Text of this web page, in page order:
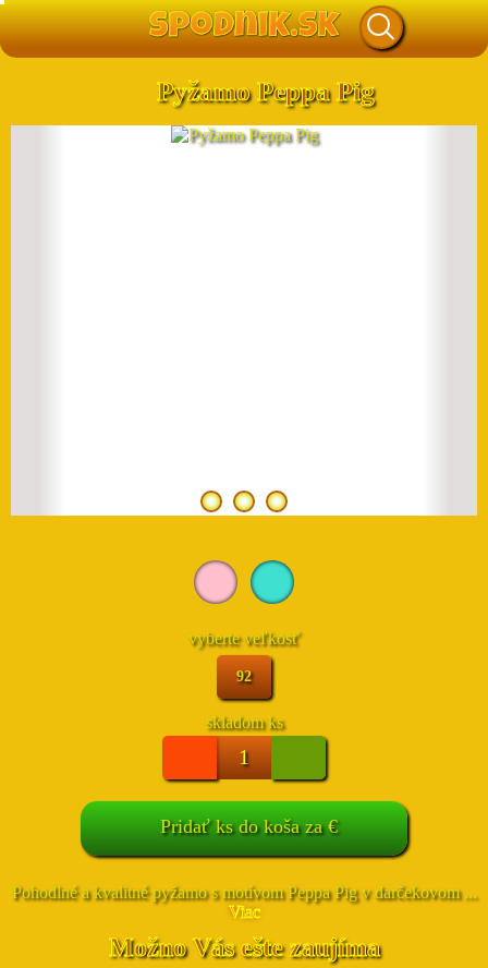
Pyžamo Peppa Pig
vyberte veľkosť
92
skladomks
Pridaťks do koša za€
Pohodlné a kvalitné pyžamo s motívom Peppa Pig v darčekovom ...
Viac
Možno Vás ešte zaujíma